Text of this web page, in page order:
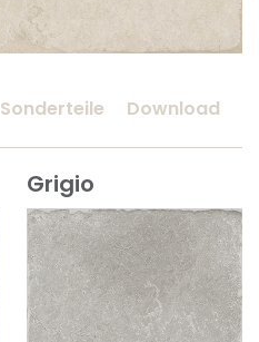
Sonderteile Download
Grigio